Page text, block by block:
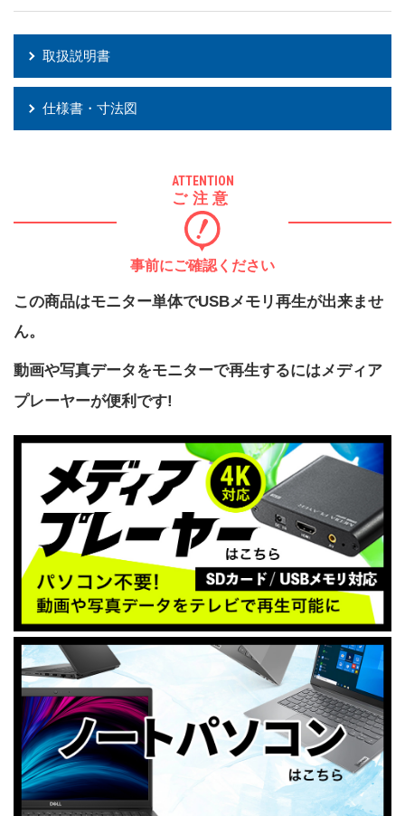
取扱説明書
仕様書・寸法図
ATTENTION
ご注意
事前にご確認ください
この商品はモニター単体でUSBメモリ再生が出来ませ
ん。
動画や写真データをモニターで再生するにはメディア
プレーヤーが便利です!